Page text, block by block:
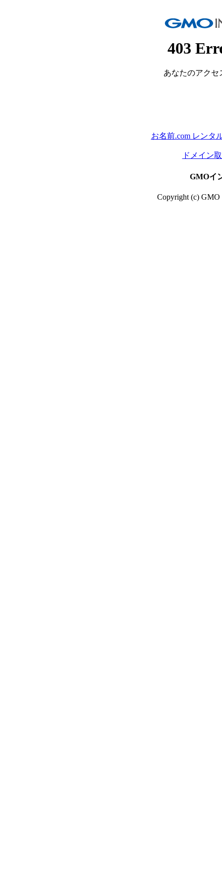
403
あなたのアクセ
お名前.com レンタ
ドメイン
GMOイ
Copyright (c) GMO